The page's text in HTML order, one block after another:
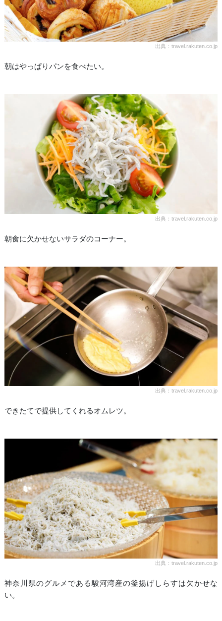
出典：travel.rakuten.co.jp
朝はやっぱりパンを食べたい。
出典：travel.rakuten.co.jp
朝食に欠かせないサラダのコーナー。
出典：travel.rakuten.co.jp
できたてで提供してくれるオムレツ。
出典：travel.rakuten.co.jp
神奈川県のグルメである駿河湾産の釜揚げしらすは欠かせな
い。